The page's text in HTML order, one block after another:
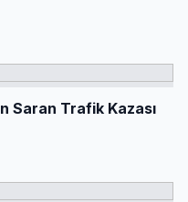
Saran Trafik Kazası